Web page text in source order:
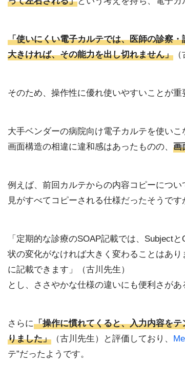
「使いにくい電子カルテでは、医師の診察
大きければ、その能力を出し切れません」
そのため、操作性に優れ使いやすいことが重
大手ベンダーの病院向け電子カルテを使い
画面構造の相違に違和感はあったものの、 画
例えば、前回カルテからの内容コピーにつ
見がすべてコピーされる仕様だったそうです
「定期的な診療のSOAP記載では、Subject
状の変化がなければ大きく変わることはあ
に記載できます」（古川先生）
とし、ささやかな仕様の違いにも便利さがあ
さらに「操作に慣れてくると、入力内容を
りました」 （古川先生）と評価しており、
テ”だったようです。